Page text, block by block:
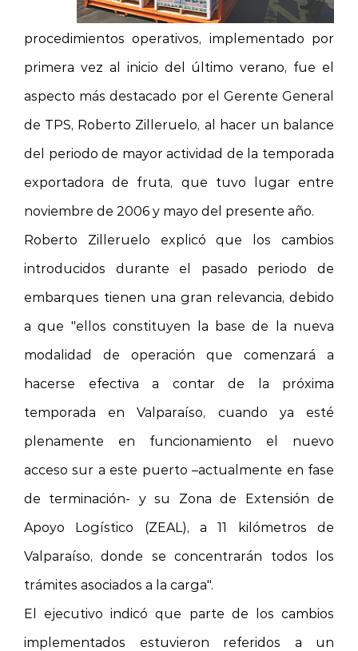
procedimientos operativos, implementado por
primera vez al inicio del último verano, fue el
aspecto más destacado por el Gerente General
de TPS, Roberto Zilleruelo, al hacer un balance
del periodo de mayor actividad de la temporada
exportadora de fruta, que tuvo lugar entre
noviembre de 2006 y mayo del presente año.
Roberto Zilleruelo explicó que los cambios
introducidos durante el pasado periodo de
embarques tienen una gran relevancia, debido
a que "ellos constituyen la base de la nueva
modalidad de operación que comenzará a
hacerse efectiva a contar de la próxima
temporada en Valparaíso, cuando ya esté
plenamente en funcionamiento el nuevo
acceso sur a este puerto –actualmente en fase
de terminación- y su Zona de Extensión de
Apoyo Logístico (ZEAL), a 11 kilómetros de
Valparaíso, donde se concentrarán todos los
trámites asociados a la carga".
El ejecutivo indicó que parte de los cambios
implementados estuvieron referidos a un